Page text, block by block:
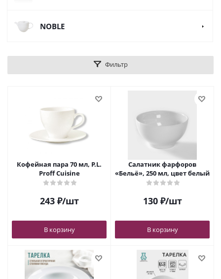
NOBLE
Фильтр
Кофейная пара 70 мл, P.L.
Proff Cuisine
243₽/шт
В корзину
Салатник фарфоров
«Бельё», 250 мл, цвет белый
130₽/шт
В корзину